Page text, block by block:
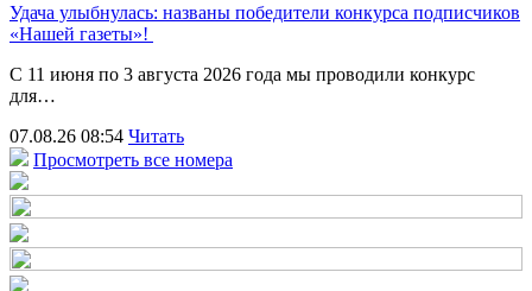
Удача улыбнулась: названы победители конкурса подписчиков
«Нашей газеты»!
С 11 июня по 3 августа 2026 года мы проводили конкурс
для…
07.08.26 08:54 Читать
Просмотреть все номера